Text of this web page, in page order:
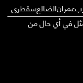
عمرانالضالعسقطرى
في أي حال من